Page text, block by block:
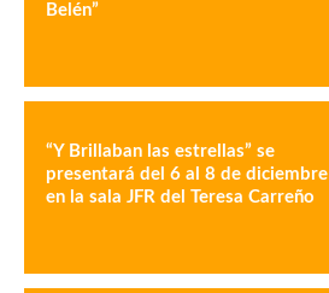
Belén”
“Y Brillaban las estrellas” se
presentará del 6 al 8 de diciembre
en la sala JFR del Teresa Carreño